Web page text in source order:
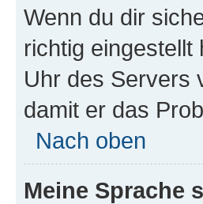
Wenn du dir
richtig
Uhr des Servers
damit er das
Nach oben
Meine Sprache